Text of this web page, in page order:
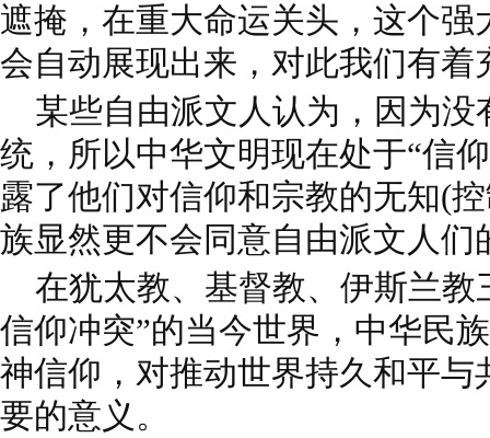
遮掩，在重大命运关头，这个强
会自动展现出来，对此我们有着
某些自由派文人认为，因为没
统，所以中华文明现在处于“信
露了他们对信仰和宗教的无知(
族显然更不会同意自由派文人们
在犹太教、基督教、伊斯兰教
信仰冲突”的当今世界，中华民
神信仰，对推动世界持久和平与
要的意义。